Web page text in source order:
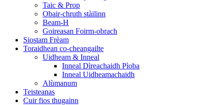
Taic & Prop
Obair-chruth stàilinn
Beam-H
Goireasan Foirm-obrach
Siostam Frèam
Toraidhean co-cheangailte
Uidheam & Inneal
Inneal Dìreachaidh Pìoba
Inneal Uidheamachaidh
Alùmanum
Teisteanas
Cuir fios thugainn